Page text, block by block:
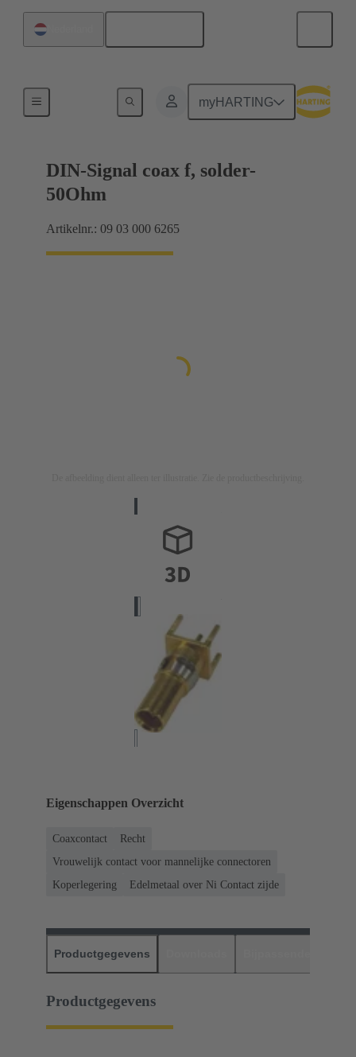
myHARTING
Moederbord naar dochterkaart-aansluiting
DIN-Signal coax f, solder-
50Ohm
Artikelnr.: 09 03 000 6265
Eigenschappen Overzicht
Coaxcontact
Recht
Vrouwelijk contact voor mannelijke connectoren
Koperlegering
Edelmetaal over Ni Contact zijde
Productgegevens
Productgegevens